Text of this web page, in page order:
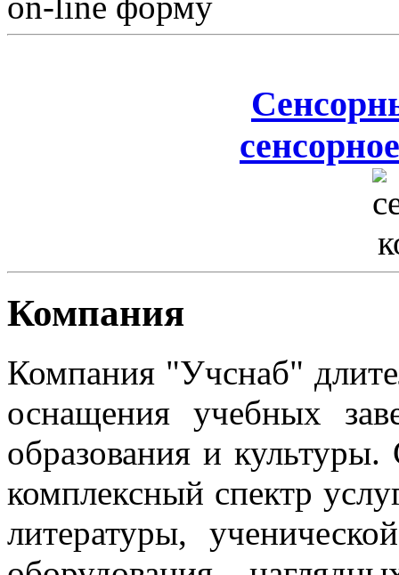
Компания
Компания "Учснаб"
оснащения учебных
образования и
комплексный спектр
литературы,